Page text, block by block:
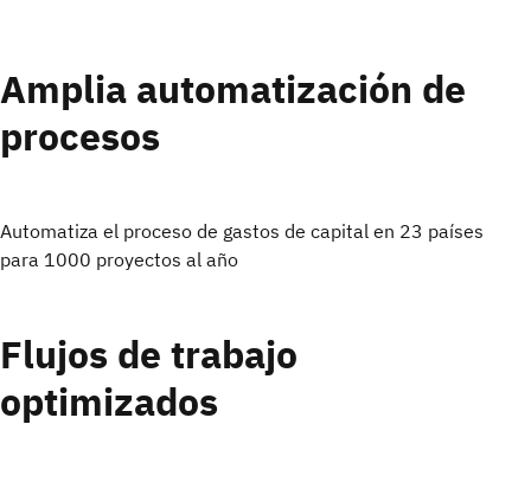
Amplia automatización de
procesos
Automatiza el proceso de gastos de capital en 23 países
para 1000 proyectos al año
Flujos de trabajo
optimizados